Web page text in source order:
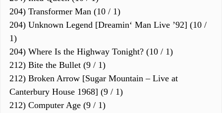
204) Transformer Man (10 / 1)
204) Unknown Legend [Dreamin‘ Man Live ’92] (10 /
1)
204) Where Is the Highway Tonight? (10 / 1)
212) Bite the Bullet (9 / 1)
212) Broken Arrow [Sugar Mountain – Live at
Canterbury House 1968] (9 / 1)
212) Computer Age (9 / 1)